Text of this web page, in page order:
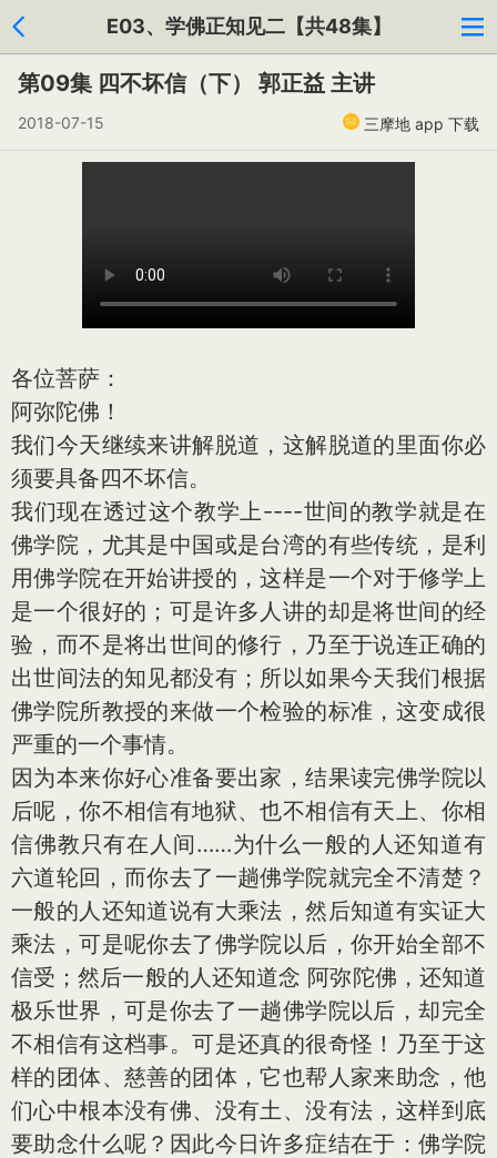
E03、学佛正知见二【共48集】
第09集 四不坏信（下） 郭正益 主讲
2018-07-15 三摩地 app 下载
各位菩萨：
阿弥陀佛！
我们今天继续来讲解脱道，这解脱道的里面你必
须要具备四不坏信。
我们现在透过这个教学上----世间的教学就是在
佛学院，尤其是中国或是台湾的有些传统，是利
用佛学院在开始讲授的，这样是一个对于修学上
是一个很好的；可是许多人讲的却是将世间的经
验，而不是将出世间的修行，乃至于说连正确的
出世间法的知见都没有；所以如果今天我们根据
佛学院所教授的来做一个检验的标准，这变成很
严重的一个事情。
因为本来你好心准备要出家，结果读完佛学院以
后呢，你不相信有地狱、也不相信有天上、你相
信佛教只有在人间……为什么一般的人还知道有
六道轮回，而你去了一趟佛学院就完全不清楚？
一般的人还知道说有大乘法，然后知道有实证大
乘法，可是呢你去了佛学院以后，你开始全部不
信受；然后一般的人还知道念 阿弥陀佛，还知道
极乐世界，可是你去了一趟佛学院以后，却完全
不相信有这档事。可是还真的很奇怪！乃至于这
样的团体、慈善的团体，它也帮人家来助念，他
们心中根本没有佛、没有土、没有法，这样到底
要助念什么呢？因此今日许多症结在于：佛学院